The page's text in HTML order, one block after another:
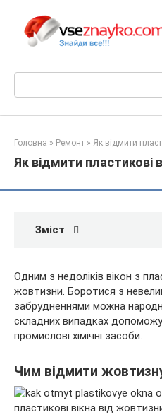
вмісту
Головна » Ремонт » Як відмити
Як відмити пластикові
Зміст
Одним з недоліків вікон з
жовтизни. Боротися з
забрудненнями можна
складних випадках
промислові хімічні засоби.
Чим відмити